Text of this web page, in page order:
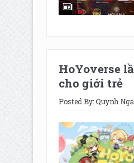
HoYoverse
cho giới trẻ
Posted By:Quynh Nga